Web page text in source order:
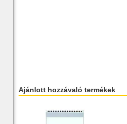
Ajánlott hozzávaló termékek